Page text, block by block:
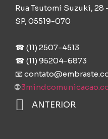
Rua Tsutomi Suzuki, 28
SP, 05519-070
☎ (11) 2507-4513
☎ (11) 95204-6873⁠
📧
🌐
ANTERIOR